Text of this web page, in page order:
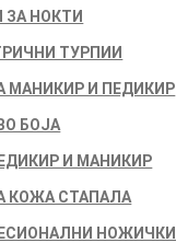
ЗА НОКТИ
ТУРПИИ
МАНИКИР И ПЕДИКИР
БОЈА
И МАНИКИР
КОЖА СТАПАЛА
НОЖИЧКИ